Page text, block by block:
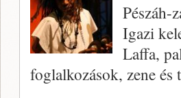
Pészáh-
Igazi
Laffa,
foglalkozások, zene és